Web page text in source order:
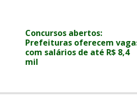
Concursos abertos:
Prefeituras oferecem
com salários de até R$ 8,4
mil